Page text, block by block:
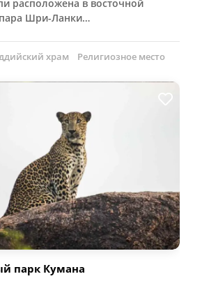
расположена в восточной
Шри-Ланки…
храм Религиозное место
парк Кумана